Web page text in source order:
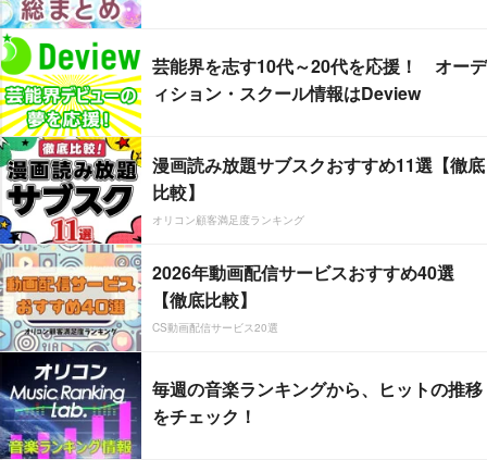
芸能界を志す10代～20代を応援！ オーデ
ィション・スクール情報はDeview
漫画読み放題サブスクおすすめ11選【徹底
比較】
オリコン顧客満足度ランキング
2026年動画配信サービスおすすめ40選
【徹底比較】
CS動画配信サービス20選
毎週の音楽ランキングから、ヒットの推移
をチェック！